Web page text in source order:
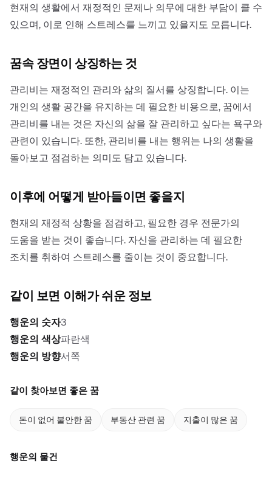
현재의 생활에서 재정적인 문제나 의무에 대한 부담이 클 수
있으며, 이로 인해 스트레스를 느끼고 있을지도 모릅니다.
꿈속 장면이 상징하는 것
관리비는 재정적인 관리와 삶의 질서를 상징합니다. 이는
개인의 생활 공간을 유지하는 데 필요한 비용으로, 꿈에서
관리비를 내는 것은 자신의 삶을 잘 관리하고 싶다는 욕구와
관련이 있습니다. 또한, 관리비를 내는 행위는 나의 생활을
돌아보고 점검하는 의미도 담고 있습니다.
이후에 어떻게 받아들이면 좋을지
현재의 재정적 상황을 점검하고, 필요한 경우 전문가의
도움을 받는 것이 좋습니다. 자신을 관리하는 데 필요한
조치를 취하여 스트레스를 줄이는 것이 중요합니다.
같이 보면 이해가 쉬운 정보
행운의 숫자3
행운의 색상파란색
행운의 방향서쪽
같이 찾아보면 좋은 꿈
돈이 없어 불안한 꿈 부동산 관련 꿈 지출이 많은 꿈
행운의 물건